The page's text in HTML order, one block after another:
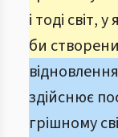
і тоді світ,
би
здійснює
грішному